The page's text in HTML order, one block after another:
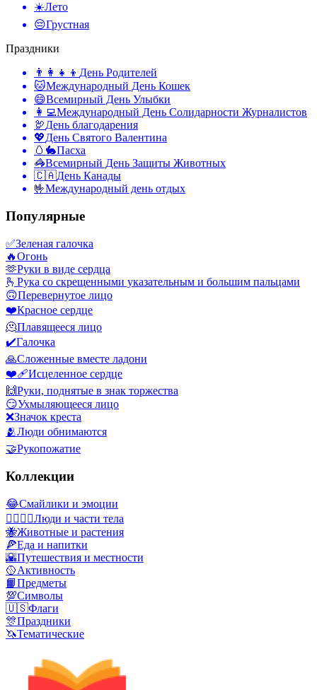
☀️Лето
😔Грустная
Праздники
👨‍👩‍👧‍👦 День Родителей
🐱Международный День Кошек
😄Всемирный День Улыбки
👩‍💻Международный День Солидарности Журналистов
🦃День благодарения
💖День Святого Валентина
🥚🐇Пасха
🦓Всемирный День Защиты Животных
🇨🇦День Канады
🤟Международный день отдых
Популярные
✅Зеленая галочка
🔥Огонь
🫶Руки в виде сердца
🫰 Рука со скрещенными указательным и большим пальцами
🙃Перевернутое лицо
❤️Красное сердце
🫠Плавящееся лицо
✔️Галочка
🙏Сложенные вместе ладони
❤️‍🩹Исцеленное сердце
🙌Руки, поднятые в знак торжества
😏Ухмыляющееся лицо
❌Значок креста
🫂Люди обнимаются
🤝Рукопожатие
Коллекции
😂Смайлики и эмоции
👩‍❤️‍💋‍👨Люди и части тела
🐝Животные и растения
🍕Еда и напитки
🌇Путешествия и местности
🥎Активность
📙Предметы
💯Символы
🇺🇸Флаги
🎊Праздники
🦄Тематические